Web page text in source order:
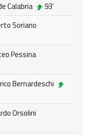
Calabria
93'
Soriano
Pessina
Bernardeschi
Orsolini